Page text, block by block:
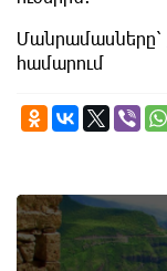
Մանրամասները՝
համարում